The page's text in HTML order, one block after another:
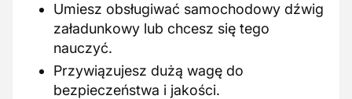
Umiesz obsługiwać samochodowy dźwig
załadunkowy lub chcesz się tego
nauczyć.
Przywiązujesz dużą wagę do
bezpieczeństwa i jakości.